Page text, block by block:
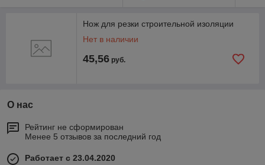
Нож для резки строительной изоляции
Нет в наличии
45,56 руб.
О нас
Рейтинг не сформирован
Менее 5 отзывов за последний год
Работает с 23.04.2020